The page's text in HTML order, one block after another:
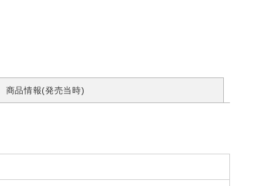
商品情報(発売当時)